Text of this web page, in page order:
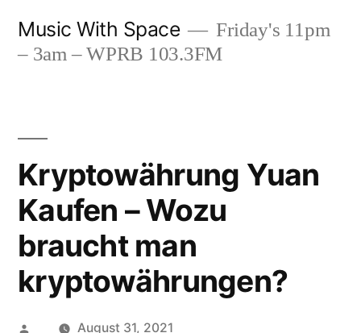
Music With Space
Friday's 11pm
– 3am – WPRB 103.3FM
Kryptowährung Yuan
Kaufen – Wozu
braucht man
kryptowährungen?
Posted August 31, 2021